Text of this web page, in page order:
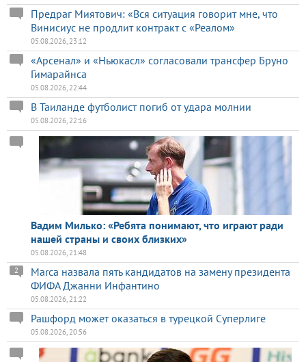
Предраг Миятович: «Вся ситуация говорит мне, что
Винисиус не продлит контракт с «Реалом»
05.08.2026, 23:12
«Арсенал» и «Ньюкасл» согласовали трансфер Бруно
Гимарайнса
05.08.2026, 22:44
В Таиланде футболист погиб от удара молнии
05.08.2026, 22:16
Вадим Милько: «Ребята понимают, что играют ради
нашей страны и своих близких»
05.08.2026, 21:48
Marca назвала пять кандидатов на замену президента
ФИФА Джанни Инфантино
2
05.08.2026, 21:22
Рашфорд может оказаться в турецкой Суперлиге
05.08.2026, 20:56